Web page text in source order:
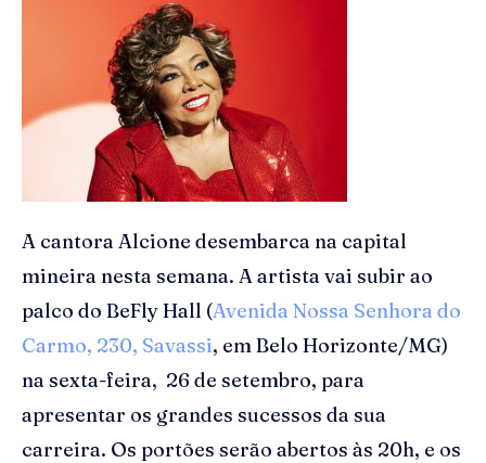
A cantora Alcione desembarca na capital
mineira nesta semana. A artista vai subir ao
palco do BeFly Hall (Avenida Nossa Senhora do
Carmo, 230, Savassi, em Belo Horizonte/MG)
na sexta-feira, 26 de setembro, para
apresentar os grandes sucessos da sua
carreira. Os portões serão abertos às 20h, e os